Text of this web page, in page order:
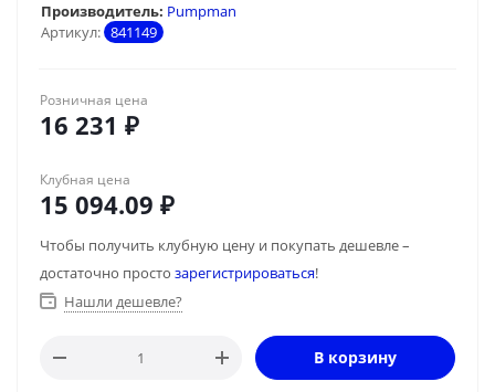
Артикул: 841149
Производитель: Pumpman
Розничная цена
16 231 ₽
Клубная цена
15 094.09 ₽
Чтобы получить клубную цену и покупать дешевле –
достаточно просто зарегистрироваться!
Нашли дешевле?
В корзину